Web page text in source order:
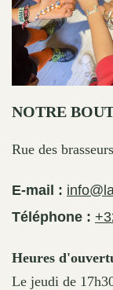
NOTRE
Rue des
E-mail :
Téléphone :
Heures
Le jeudi de